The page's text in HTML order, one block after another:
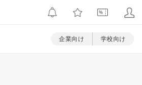
企業向け 学校向け